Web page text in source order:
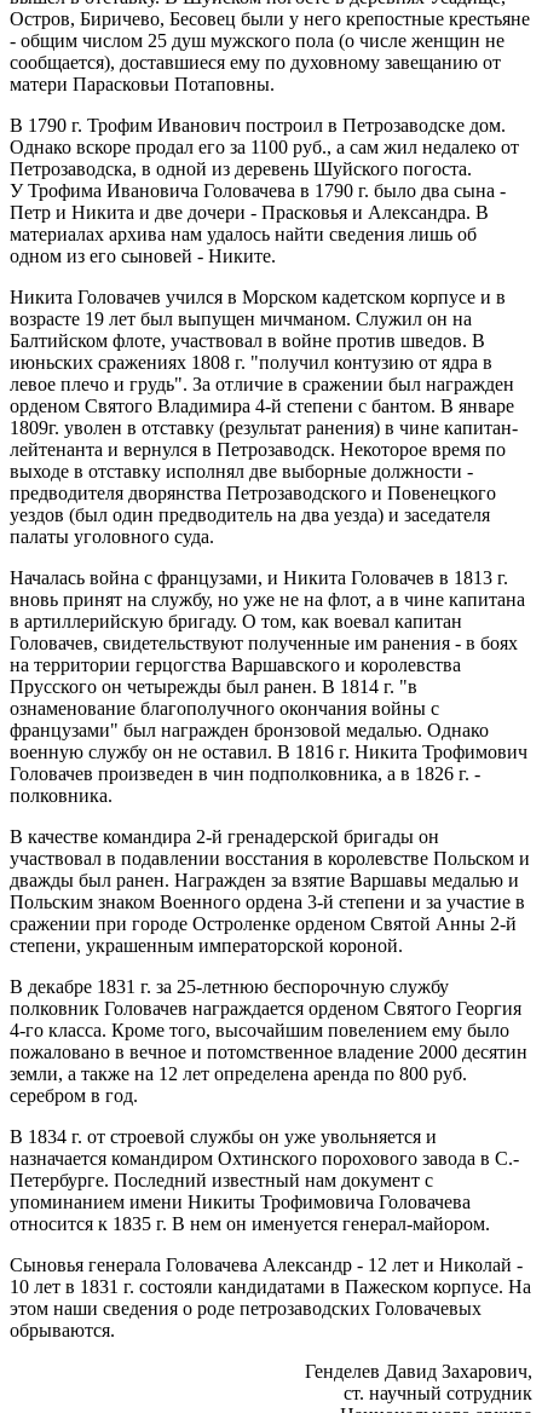
Остров, Биричево, Бесовец были у него крепостные крестьяне
- общим числом 25 душ мужского пола (о числе женщин не
сообщается), доставшиеся ему по духовному завещанию от
матери Парасковьи Потаповны.
В 1790 г. Трофим Иванович построил в Петрозаводске дом.
Однако вскоре продал его за 1100 руб., а сам жил недалеко от
Петрозаводска, в одной из деревень Шуйского погоста.
У Трофима Ивановича Головачева в 1790 г. было два сына -
Петр и Никита и две дочери - Прасковья и Александра. В
материалах архива нам удалось найти сведения лишь об
одном из его сыновей - Никите.
Никита Головачев учился в Морском кадетском корпусе и в
возрасте 19 лет был выпущен мичманом. Служил он на
Балтийском флоте, участвовал в войне против шведов. В
июньских сражениях 1808 г. "получил контузию от ядра в
левое плечо и грудь". За отличие в сражении был награжден
орденом Святого Владимира 4-й степени с бантом. В январе
1809г. уволен в отставку (результат ранения) в чине капитан-
лейтенанта и вернулся в Петрозаводск. Некоторое время по
выходе в отставку исполнял две выборные должности -
предводителя дворянства Петрозаводского и Повенецкого
уездов (был один предводитель на два уезда) и заседателя
палаты уголовного суда.
Началась война с французами, и Никита Головачев в 1813 г.
вновь принят на службу, но уже не на флот, а в чине капитана
в артиллерийскую бригаду. О том, как воевал капитан
Головачев, свидетельствуют полученные им ранения - в боях
на территории герцогства Варшавского и королевства
Прусского он четырежды был ранен. В 1814 г. "в
ознаменование благополучного окончания войны с
французами" был награжден бронзовой медалью. Однако
военную службу он не оставил. В 1816 г. Никита Трофимович
Головачев произведен в чин подполковника, а в 1826 г. -
полковника.
В качестве командира 2-й гренадерской бригады он
участвовал в подавлении восстания в королевстве Польском и
дважды был ранен. Награжден за взятие Варшавы медалью и
Польским знаком Военного ордена 3-й степени и за участие в
сражении при городе Остроленке орденом Святой Анны 2-й
степени, украшенным императорской короной.
В декабре 1831 г. за 25-летнюю беспорочную службу
полковник Головачев награждается орденом Святого Георгия
4-го класса. Кроме того, высочайшим повелением ему было
пожаловано в вечное и потомственное владение 2000 десятин
земли, а также на 12 лет определена аренда по 800 руб.
серебром в год.
В 1834 г. от строевой службы он уже увольняется и
назначается командиром Охтинского порохового завода в С.-
Петербурге. Последний известный нам документ с
упоминанием имени Никиты Трофимовича Головачева
относится к 1835 г. В нем он именуется генерал-майором.
Сыновья генерала Головачева Александр - 12 лет и Николай -
10 лет в 1831 г. состояли кандидатами в Пажеском корпусе. На
этом наши сведения о роде петрозаводских Головачевых
обрываются.
Генделев Давид Захарович,
ст. научный сотрудник